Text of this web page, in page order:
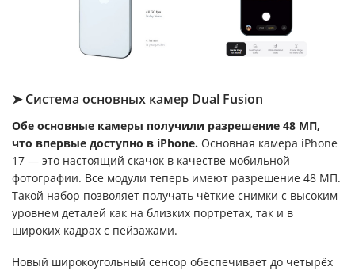
➤ Система основных камер Dual Fusion
Обе основные камеры получили разрешение 48 МП,
что впервые доступно в iPhone. Основная камера iPhone
17 — это настоящий скачок в качестве мобильной
фотографии. Все модули теперь имеют разрешение 48 МП.
Такой набор позволяет получать чёткие снимки с высоким
уровнем деталей как на близких портретах, так и в
широких кадрах с пейзажами.
Новый широкоугольный сенсор обеспечивает до четырёх